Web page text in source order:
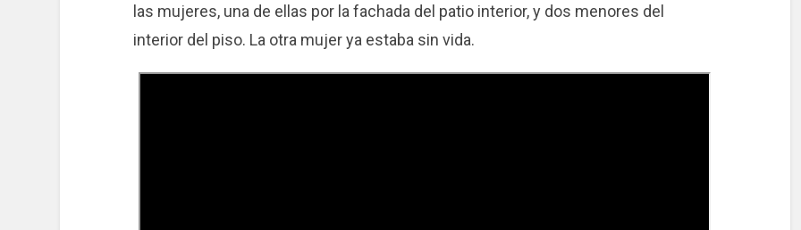
las mujeres, una de ellas por la fachada del patio interior, y dos menores del
interior del piso. La otra mujer ya estaba sin vida.